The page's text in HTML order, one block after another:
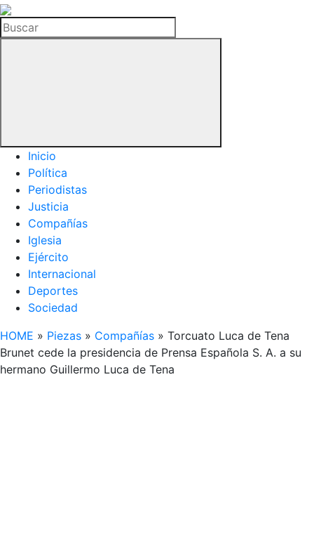
La
Hemeroteca
del
Buscar
Inicio
Política
Periodistas
Justicia
Compañías
Iglesia
Ejército
Internacional
Deportes
Sociedad
HOME » Piezas » Compañías » Torcuato Luca de Tena
Brunet cede la presidencia de Prensa Española S. A. a su
hermano Guillermo Luca de Tena